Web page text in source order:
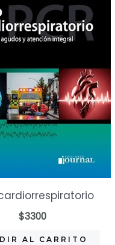
$3300
AL CARRITO